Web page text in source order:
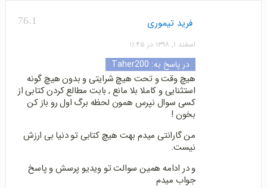
76.1 فرید تیموری
اسفند ۱, ۱۳۹۸ در ۱۱:۴۵
در پاسخ به: Taher200
هیچ وقت و تحت هیچ شرایتی و بدون هیچ گونه
استثنایی و کاملا بلا مانع , بابت مطالع کردن کتابی از
کسی سوال نپرس همون لحظه برگ اول رو باز کن
بخون !
من گارانتی میدم بهت هیچ کتابی تو دنیا بی ارزش
نیست.
و در ادامه همین سوالت تو ویدیو پرسش و پاسخ
جواب میدم